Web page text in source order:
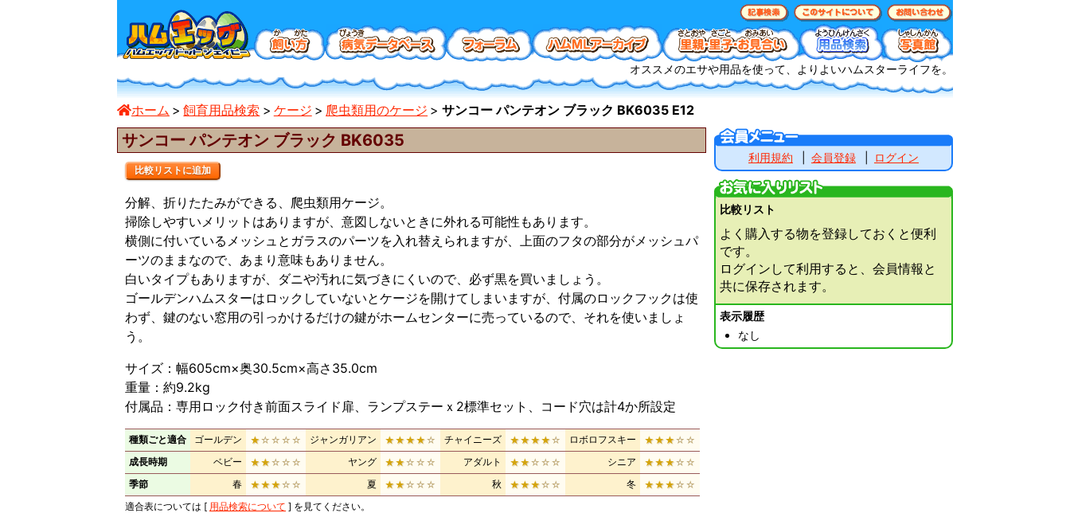
オススメのエサや用品を使って、よりよいハムスターライフを。
ホーム 飼育用品検索 ケージ 爬虫類用のケージ サンコー パンテオン ブラック BK6035 E12
サンコー パンテオン ブラック BK6035
比較リストに追加
分解、折りたたみができる、爬虫類用ケージ。
掃除しやすいメリットはありますが、意図しないときに外れる可能性もあります。
横側に付いているメッシュとガラスのパーツを入れ替えられますが、上面のフタの部分がメッシュパ
ーツのままなので、あまり意味もありません。
白いタイプもありますが、ダニや汚れに気づきにくいので、必ず黒を買いましょう。
ゴールデンハムスターはロックしていないとケージを開けてしまいますが、付属のロックフックは使
わず、鍵のない窓用の引っかけるだけの鍵がホームセンターに売っているので、それを使いましょ
う。
サイズ：幅605cm×奥30.5cm×高さ35.0cm
重量：約9.2kg
付属品：専用ロック付き前面スライド扉、ランプステーｘ2標準セット、コード穴は計4か所設定
種類ごと適合 ゴールデン ★☆☆☆☆ ジャンガリアン ★★★★☆ チャイニーズ ★★★★☆ ロボロフスキー ★★★☆☆
成長時期
ベビー ★★☆☆☆ ヤング ★★☆☆☆ アダルト ★★☆☆☆ シニア ★★★☆☆
季節
春 ★★★☆☆ 夏 ★★☆☆☆ 秋 ★★★☆☆ 冬 ★★★☆☆
適合表については [ 用品検索について ] を見てください。
利用規約 会員登録 ログイン
比較リスト
よく購入する物を登録しておくと便利
です。
ログインして利用すると、会員情報と
共に保存されます。
表示履歴
なし